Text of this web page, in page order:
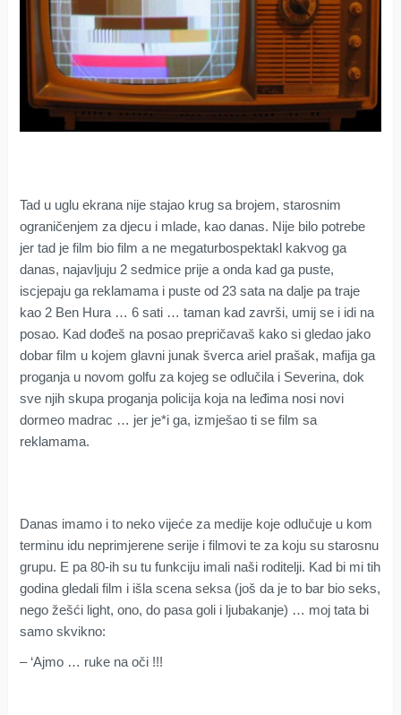
Tad u uglu ekrana nije stajao krug sa brojem, starosnim
ograničenjem za djecu i mlade, kao danas. Nije bilo potrebe
jer tad je film bio film a ne megaturbospektakl kakvog ga
danas, najavljuju 2 sedmice prije a onda kad ga puste,
iscjepaju ga reklamama i puste od 23 sata na dalje pa traje
kao 2 Ben Hura … 6 sati … taman kad završi, umij se i idi na
posao. Kad dođeš na posao prepričavaš kako si gledao jako
dobar film u kojem glavni junak šverca ariel prašak, mafija ga
proganja u novom golfu za kojeg se odlučila i Severina, dok
sve njih skupa proganja policija koja na leđima nosi novi
dormeo madrac … jer je*i ga, izmješao ti se film sa
reklamama.
Danas imamo i to neko vijeće za medije koje odlučuje u kom
terminu idu neprimjerene serije i filmovi te za koju su starosnu
grupu. E pa 80-ih su tu funkciju imali naši roditelji. Kad bi mi tih
godina gledali film i išla scena seksa (još da je to bar bio seks,
nego žešći light, ono, do pasa goli i ljubakanje) … moj tata bi
samo skvikno:
– ‘Ajmo … ruke na oči !!!